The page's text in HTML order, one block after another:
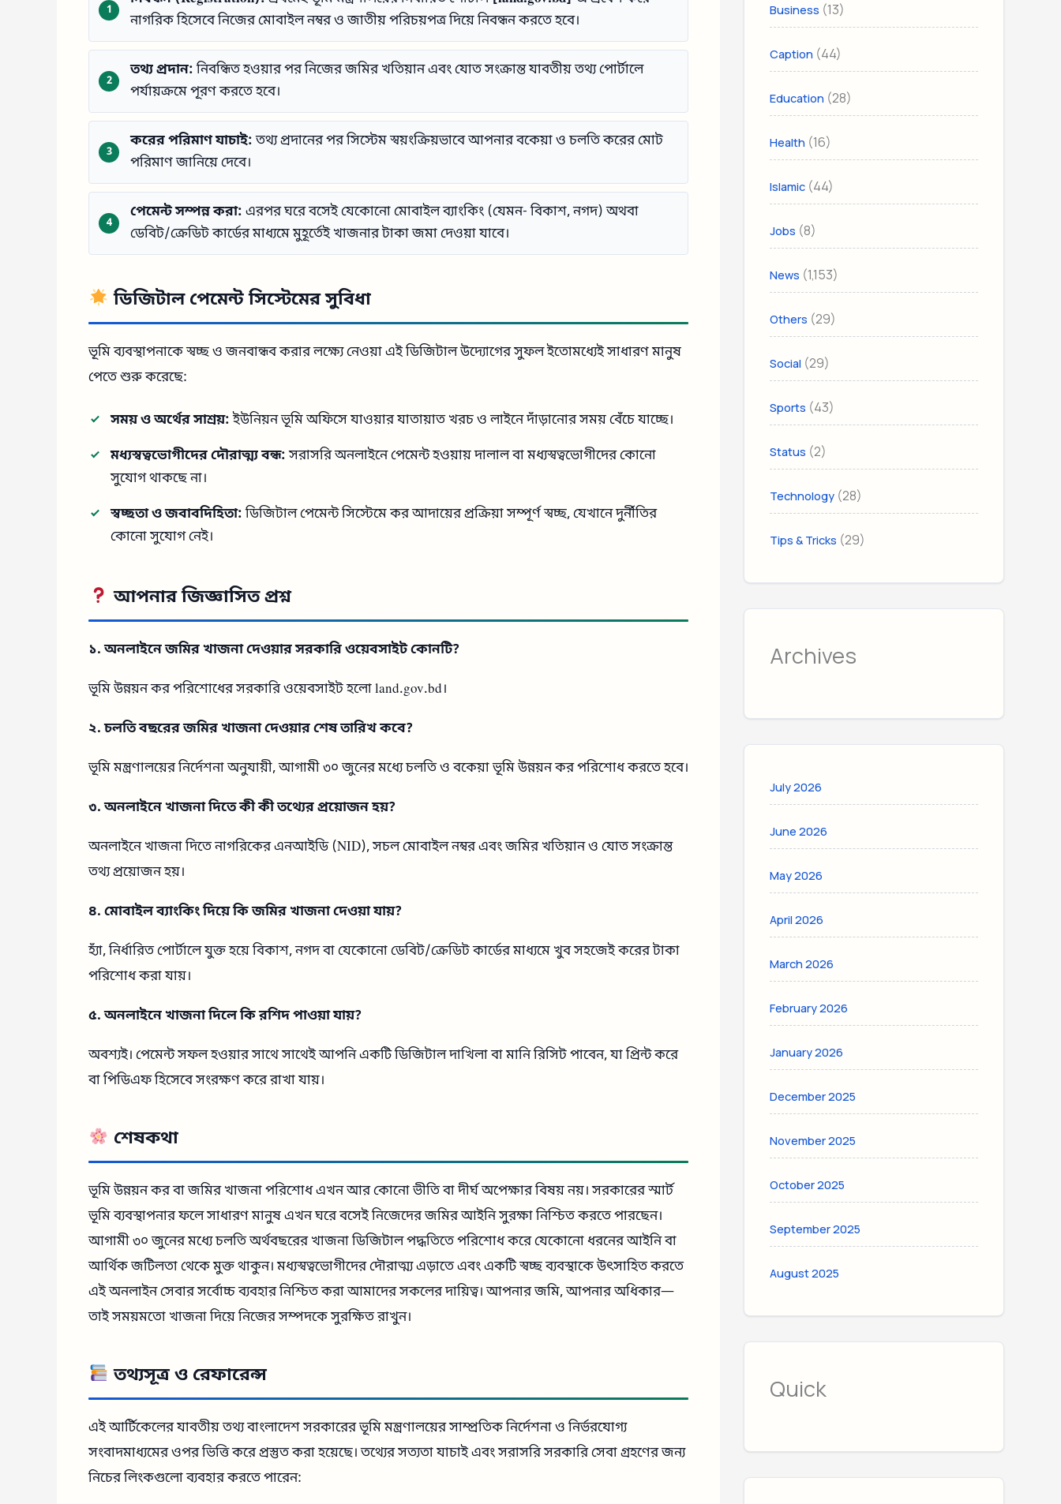
নাগরিক হিসেবে নিজের মোবাইল নম্বর ও জাতীয় পরিচয়পত্র দিয়ে নিবন্ধন করতে হবে।
তথ্য প্রদান:নিবন্ধিত হওয়ার পর নিজের জমির খতিয়ান এবং যোত সংক্রান্ত যাবতীয় তথ্য পোর্টালে
পর্যায়ক্রমে পূরণ করতে হবে।
করের পরিমাণ যাচাই:তথ্য প্রদানের পর সিস্টেম স্বয়ংক্রিয়ভাবে আপনার বকেয়া ও চলতি করের মোট
পরিমাণ জানিয়ে দেবে।
পেমেন্ট সম্পন্ন করা: এরপর ঘরে বসেই যেকোনো মোবাইল ব্যাংকিং (যেমন- বিকাশ, নগদ) অথবা
ডেবিট/ক্রেডিট কার্ডের মাধ্যমে মুহূর্তেই খাজনার টাকা জমা দেওয়া যাবে।
ডিজিটাল পেমেন্ট সিস্টেমের সুবিধা
ভূমি ব্যবস্থাপনাকে স্বচ্ছ ও জনবান্ধব করার লক্ষ্যে নেওয়া এই ডিজিটাল উদ্যোগের সুফল ইতোমধ্যেই সাধারণ মানুষ
পেতে শুরু করেছে:
সময় ও অর্থের সাশ্রয়:ইউনিয়ন ভূমি অফিসে যাওয়ার যাতায়াত খরচ ও লাইনে দাঁড়ানোর সময় বেঁচে যাচ্ছে।
মধ্যস্বত্বভোগীদের দৌরাত্ম্য বন্ধ:সরাসরি অনলাইনে পেমেন্ট হওয়ায় দালাল বা মধ্যস্বত্বভোগীদের কোনো
সুযোগ থাকছে না।
স্বচ্ছতা ও জবাবদিহিতা:ডিজিটাল পেমেন্ট সিস্টেমে কর আদায়ের প্রক্রিয়া সম্পূর্ণ স্বচ্ছ, যেখানে দুর্নীতির
কোনো সুযোগ নেই।
আপনার জিজ্ঞাসিত প্রশ্ন
১. অনলাইনে জমির খাজনা দেওয়ার সরকারি ওয়েবসাইট কোনটি?
ভূমি উন্নয়ন কর পরিশোধের সরকারি ওয়েবসাইট হলো land.gov.bd।
২. চলতি বছরের জমির খাজনা দেওয়ার শেষ তারিখ কবে?
ভূমি মন্ত্রণালয়ের নির্দেশনা অনুযায়ী, আগামী ৩০ জুনের মধ্যে চলতি ও বকেয়া ভূমি উন্নয়ন কর পরিশোধ করতে হবে।
৩. অনলাইনে খাজনা দিতে কী কী তথ্যের প্রয়োজন হয়?
অনলাইনে খাজনা দিতে নাগরিকের এনআইডি (NID), সচল মোবাইল নম্বর এবং জমির খতিয়ান ও যোত সংক্রান্ত
তথ্য প্রয়োজন হয়।
৪. মোবাইল ব্যাংকিং দিয়ে কি জমির খাজনা দেওয়া যায়?
হ্যাঁ, নির্ধারিত পোর্টালে যুক্ত হয়ে বিকাশ, নগদ বা যেকোনো ডেবিট/ক্রেডিট কার্ডের মাধ্যমে খুব সহজেই করের টাকা
পরিশোধ করা যায়।
৫. অনলাইনে খাজনা দিলে কি রশিদ পাওয়া যায়?
অবশ্যই। পেমেন্ট সফল হওয়ার সাথে সাথেই আপনি একটি ডিজিটাল দাখিলা বা মানি রিসিট পাবেন, যা প্রিন্ট করে
বা পিডিএফ হিসেবে সংরক্ষণ করে রাখা যায়।
শেষকথা
ভূমি উন্নয়ন কর বা জমির খাজনা পরিশোধ এখন আর কোনো ভীতি বা দীর্ঘ অপেক্ষার বিষয় নয়। সরকারের স্মার্ট
ভূমি ব্যবস্থাপনার ফলে সাধারণ মানুষ এখন ঘরে বসেই নিজেদের জমির আইনি সুরক্ষা নিশ্চিত করতে পারছেন।
আগামী ৩০ জুনের মধ্যে চলতি অর্থবছরের খাজনা ডিজিটাল পদ্ধতিতে পরিশোধ করে যেকোনো ধরনের আইনি বা
আর্থিক জটিলতা থেকে মুক্ত থাকুন। মধ্যস্বত্বভোগীদের দৌরাত্ম্য এড়াতে এবং একটি স্বচ্ছ ব্যবস্থাকে উৎসাহিত করতে
এই অনলাইন সেবার সর্বোচ্চ ব্যবহার নিশ্চিত করা আমাদের সকলের দায়িত্ব। আপনার জমি, আপনার অধিকার—
তাই সময়মতো খাজনা দিয়ে নিজের সম্পদকে সুরক্ষিত রাখুন।
তথ্যসূত্র ও রেফারেন্স
এই আর্টিকেলের যাবতীয় তথ্য বাংলাদেশ সরকারের ভূমি মন্ত্রণালয়ের সাম্প্রতিক নির্দেশনা ও নির্ভরযোগ্য
সংবাদমাধ্যমের ওপর ভিত্তি করে প্রস্তুত করা হয়েছে। তথ্যের সত্যতা যাচাই এবং সরাসরি সরকারি সেবা গ্রহণের জন্য
নিচের লিংকগুলো ব্যবহার করতে পারেন:
Business (13)
Caption (44)
Education (28)
Health (16)
Islamic (44)
Jobs (8)
News (1,153)
Others (29)
Social (29)
Sports (43)
Status (2)
Technology (28)
Tips & Tricks (29)
Archives
July 2026
June 2026
May 2026
April 2026
March 2026
February 2026
January 2026
December 2025
November 2025
October 2025
September 2025
August 2025
Quick